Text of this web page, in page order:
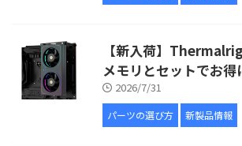
【新入荷】
メモリとセットでお得
2026/7/31
パーツの選び方 新製品情報